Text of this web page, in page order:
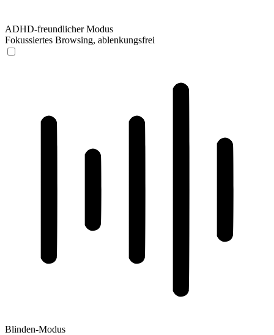
ADHD-freundlicher Modus
Fokussiertes Browsing, ablenkungsfrei
Blinden-Modus